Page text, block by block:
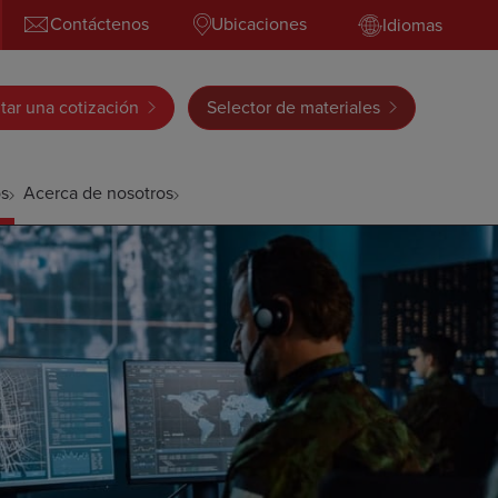
Contáctenos Ubicaciones Idiomas
una cotización Selector de materiales
Acerca de nosotros